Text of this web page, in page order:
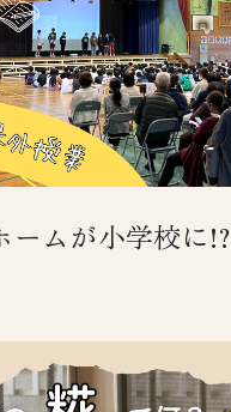
ームが小学校に!?